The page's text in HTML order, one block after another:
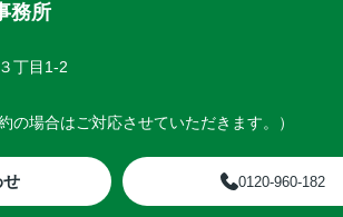
務所
丁目1-2
の場合はご対応させていただきます。）
せ 0120-960-182